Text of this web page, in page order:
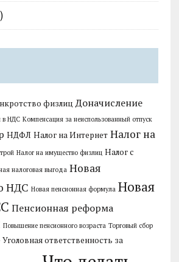
физлиц Доначисление
в НДС Компенсация за неиспользованный отпуск
НДФЛ Налог на Интернет Налог на
Налог на имущество физлиц Налог с
налоговая выгода Новая
НДС Новая пенсионная формула Новая
Пенсионная реформа
Повышение пенсионного возраста Торговый сбор
Уголовная ответственность за